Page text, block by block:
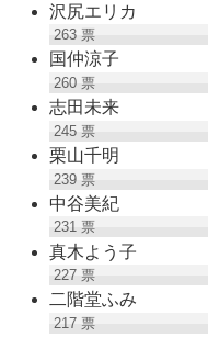
沢尻エリカ
263票
国仲涼子
260票
志田未来
245票
栗山千明
239票
中谷美紀
231票
真木よう子
227票
二階堂ふみ
217票